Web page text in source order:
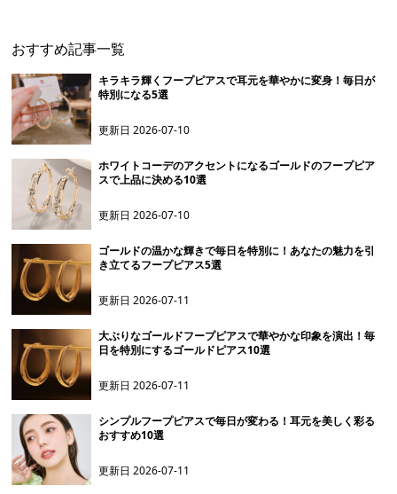
おすすめ記事一覧
キラキラ輝くフープピアスで耳元を華やかに変身！毎日が
特別になる5選
更新日2026-07-10
ホワイトコーデのアクセントになるゴールドのフープピア
スで上品に決める10選
更新日2026-07-10
ゴールドの温かな輝きで毎日を特別に！あなたの魅力を引
き立てるフープピアス5選
更新日2026-07-11
大ぶりなゴールドフープピアスで華やかな印象を演出！毎
日を特別にするゴールドピアス10選
更新日2026-07-11
シンプルフープピアスで毎日が変わる！耳元を美しく彩る
おすすめ10選
更新日2026-07-11